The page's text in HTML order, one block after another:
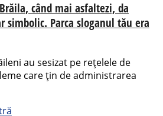
când mai asfaltezi, da
simbolic. Parca sloganul tău era
au sesizat pe rețelele de
care țin de administrarea